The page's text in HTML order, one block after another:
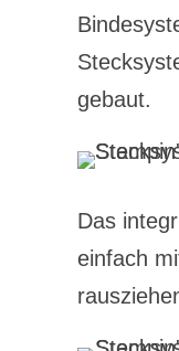
gebaut.
Das
einfach